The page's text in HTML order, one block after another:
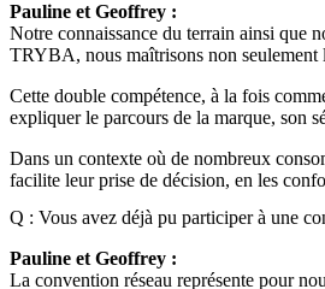
Pauline et Geoffrey :
Notre connaissance du terrain ainsi que
TRYBA, nous maîtrisons non seulement
Cette double compétence, à la fois
expliquer le parcours de la marque, son
Dans un contexte où de nombreux
facilite leur prise de décision, en les
Q : Vous avez déjà pu participer à une
Pauline et Geoffrey :
La convention réseau représente pour